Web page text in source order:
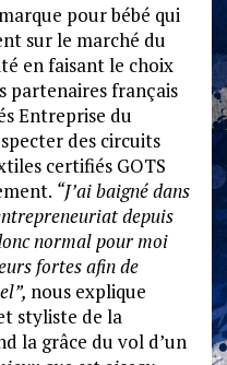
pour bébé qui
sur le marché du
en faisant le choix
partenaires français
Entreprise du
des circuits
certifiés GOTS
“J’ai baigné dans
depuis
normal pour moi
fortes afin de
nous explique
styliste de la
la grâce du vol d’un